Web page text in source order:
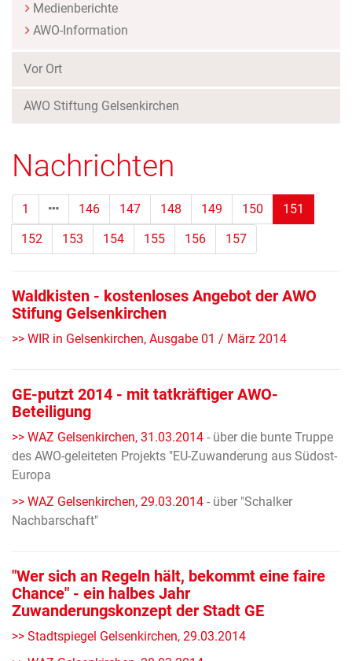
Medienberichte
AWO-Information
Vor Ort
AWO Stiftung Gelsenkirchen
Nachrichten
1 146 147 148 149 150 151
152 153 154 155 156 157
Waldkisten - kostenloses Angebot der AWO
Stifung Gelsenkirchen
>> WIR in Gelsenkirchen, Ausgabe 01 / März 2014
GE-putzt 2014 - mit tatkräftiger AWO-
Beteiligung
>> WAZ Gelsenkirchen, 31.03.2014 - über die bunte Truppe
des AWO-geleiteten Projekts "EU-Zuwanderung aus Südost-
Europa
>> WAZ Gelsenkirchen, 29.03.2014 - über "Schalker
Nachbarschaft"
"Wer sich an Regeln hält, bekommt eine faire
Chance" - ein halbes Jahr
Zuwanderungskonzept der Stadt GE
>> Stadtspiegel Gelsenkirchen, 29.03.2014